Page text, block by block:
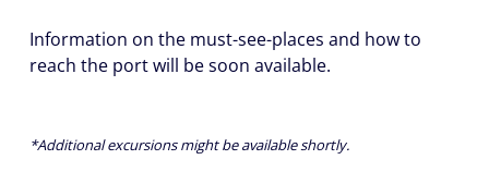
Information on the must-see-places and how to
reach the port will be soon available.
*Additional excursions might be available shortly.